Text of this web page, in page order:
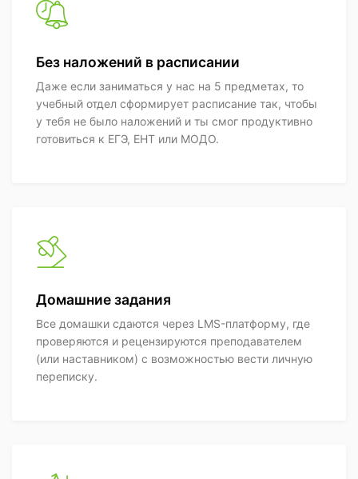
Без наложений в расписании
Даже если заниматься у нас на 5 предметах, то
учебный отдел сформирует расписание так, чтобы
у тебя не было наложений и ты смог продуктивно
готовиться к ЕГЭ, ЕНТ или МОДО.
Домашние задания
Все домашки сдаются через LMS-платформу, где
проверяются и рецензируются преподавателем
(или наставником) с возможностью вести личную
переписку.